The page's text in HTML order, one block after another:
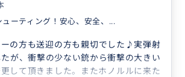
ーティング！安心、安全、...
ーの方も送迎の方も親切でした♪実弾射
が、衝撃の少ない銃から衝撃の大きい
して頂きました。またホノルルに来た